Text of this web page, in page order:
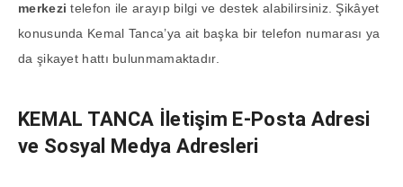
merkezi telefon ile arayıp bilgi ve destek alabilirsiniz. Şikâyet
konusunda Kemal Tanca’ya ait başka bir telefon numarası ya
da şikayet hattı bulunmamaktadır.
KEMAL TANCA İletişim E-Posta Adresi
ve Sosyal Medya Adresleri